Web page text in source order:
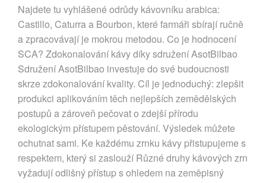
Najdete tu vyhlášené odrůdy kávovníku arabica:
Castillo, Caturra a Bourbon, které farmáři sbírají ručně
a zpracovávají je mokrou metodou. Co je hodnocení
SCA? Zdokonalování kávy díky sdružení AsotBilbao
Sdružení AsotBilbao investuje do své budoucnosti
skrze zdokonalování kvality. Cíl je jednoduchý: zlepšit
produkci aplikováním těch nejlepších zemědělských
postupů a zároveň pečovat o zdejší přírodu
ekologickým přístupem pěstování. Výsledek můžete
ochutnat sami. Ke každému zrnku kávy přistupujeme s
respektem, který si zaslouží Různé druhy kávových zrn
vyžadují odlišný přístup s ohledem na zeměpisný